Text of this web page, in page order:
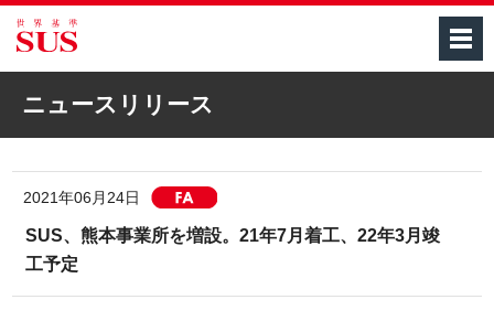
ニュースリリース
2021年06月24日
SUS、熊本事業所を増設。21年7月着工、22年3月竣
工予定